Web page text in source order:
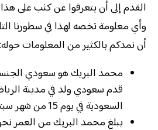
القدم إلى أن يتعرفوا عن كثب على
وأي معلومة تخصه لهذا في سطورنا
أن نمدكم بالكثير من المعلومات حوله:
محمد البريك هو سعودي
قدم سعودي ولد في مدينة
السعودية في يوم 15 من شهر سبتمبر عام 1992م.